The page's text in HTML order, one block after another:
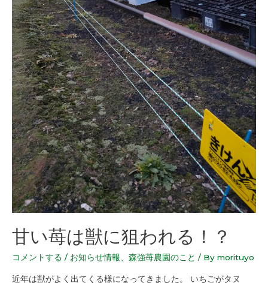
甘い苺は獣に狙われる！？
コメントする / お知らせ情報、 森強苺農園のこと / By morituyo
近年は獣がよく出てくる様になってきました。 いちごがタヌ